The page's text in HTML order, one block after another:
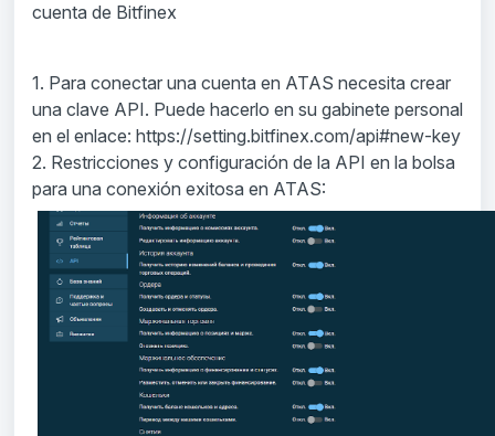
cuenta de Bitfinex
1. Para conectar una cuenta en ATAS necesita crear
una clave API. Puede hacerlo en su gabinete personal
en el enlace: https://setting.bitfinex.com/api#new-key
2. Restricciones y configuración de la API en la bolsa
para una conexión exitosa en ATAS: